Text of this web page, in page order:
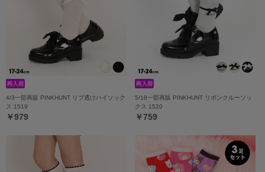
4/3一部再販 PINKHUNT リブ透けハイソック
ス 1519
￥979
5/18一部再販 PINKHUNT リボンクルーソッ
クス 1520
￥759